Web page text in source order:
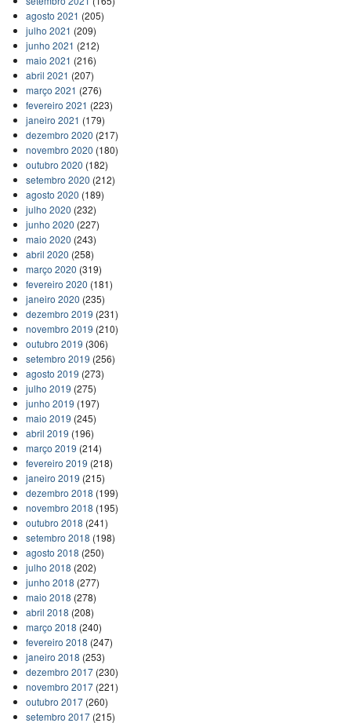
agosto 2021 (205)
julho 2021 (209)
junho 2021 (212)
maio 2021 (216)
abril 2021 (207)
março 2021 (276)
fevereiro 2021 (223)
janeiro 2021 (179)
dezembro 2020 (217)
novembro 2020 (180)
outubro 2020 (182)
setembro 2020 (212)
agosto 2020 (189)
julho 2020 (232)
junho 2020 (227)
maio 2020 (243)
abril 2020 (258)
março 2020 (319)
fevereiro 2020 (181)
janeiro 2020 (235)
dezembro 2019 (231)
novembro 2019 (210)
outubro 2019 (306)
setembro 2019 (256)
agosto 2019 (273)
julho 2019 (275)
junho 2019 (197)
maio 2019 (245)
abril 2019 (196)
março 2019 (214)
fevereiro 2019 (218)
janeiro 2019 (215)
dezembro 2018 (199)
novembro 2018 (195)
outubro 2018 (241)
setembro 2018 (198)
agosto 2018 (250)
julho 2018 (202)
junho 2018 (277)
maio 2018 (278)
abril 2018 (208)
março 2018 (240)
fevereiro 2018 (247)
janeiro 2018 (253)
dezembro 2017(230)
novembro 2017(221)
outubro 2017(260)
setembro 2017(215)